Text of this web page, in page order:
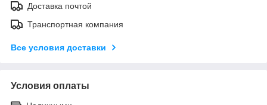
Доставка почтой
Транспортная компания
Все условия доставки
Условия оплаты